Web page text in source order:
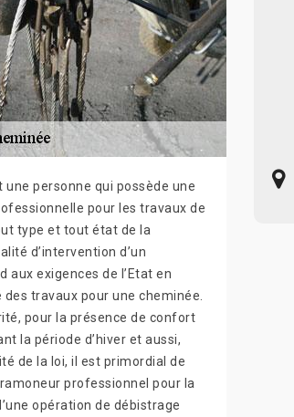
une personne qui possède une
pour les travaux de
type et tout état de la
d’intervention d’un
aux exigences de l’Etat en
travaux pour une cheminée.
pour la présence de confort
la période d’hiver et aussi,
de la loi, il est primordial de
professionnel pour la
opération de débistrage